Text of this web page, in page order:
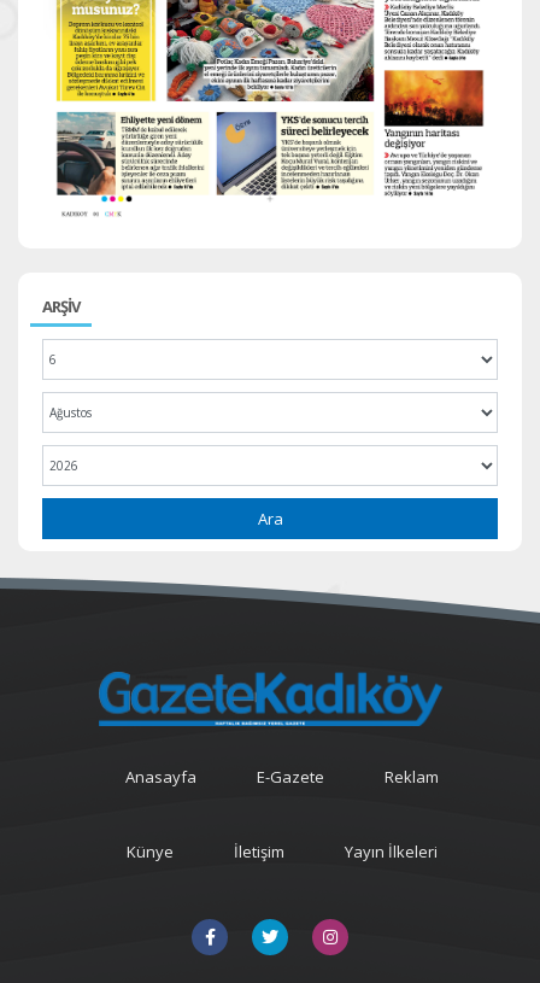
ARŞİV
Ara
Anasayfa E-Gazete Reklam
Künye İletişim Yayın İlkeleri